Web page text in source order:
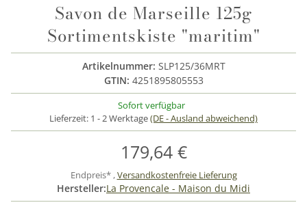
Savon de Marseille 125g
Sortimentskiste "maritim"
Artikelnummer: SLP125/36MRT
GTIN: 4251895805553
Sofort verfügbar
Lieferzeit: 1 - 2 Werktage(DE - Ausland abweichend)
179,64 €
Endpreis* ,Versandkostenfreie Lieferung
Hersteller:La Provencale - Maison du Midi